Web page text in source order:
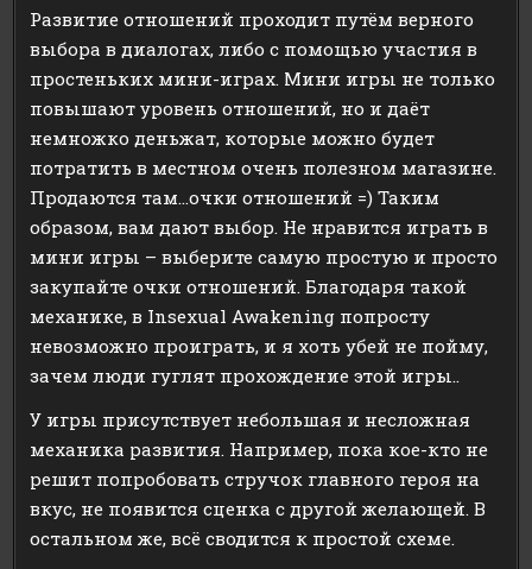
Развитие отношений проходит путём верного
выбора в диалогах, либо с помощью участия в
простеньких мини-играх. Мини игры не только
повышают уровень отношений, но и даёт
немножко деньжат, которые можно будет
потратить в местном очень полезном магазине.
Продаются там…очки отношений =) Таким
образом, вам дают выбор. Не нравится играть в
мини игры – выберите самую простую и просто
закупайте очки отношений. Благодаря такой
механике, в Insexual Awakening попросту
невозможно проиграть, и я хоть убей не пойму,
зачем люди гуглят прохождение этой игры..
У игры присутствует небольшая и несложная
механика развития. Например, пока кое-кто не
решит попробовать стручок главного героя на
вкус, не появится сценка с другой желающей. В
остальном же, всё сводится к простой схеме.